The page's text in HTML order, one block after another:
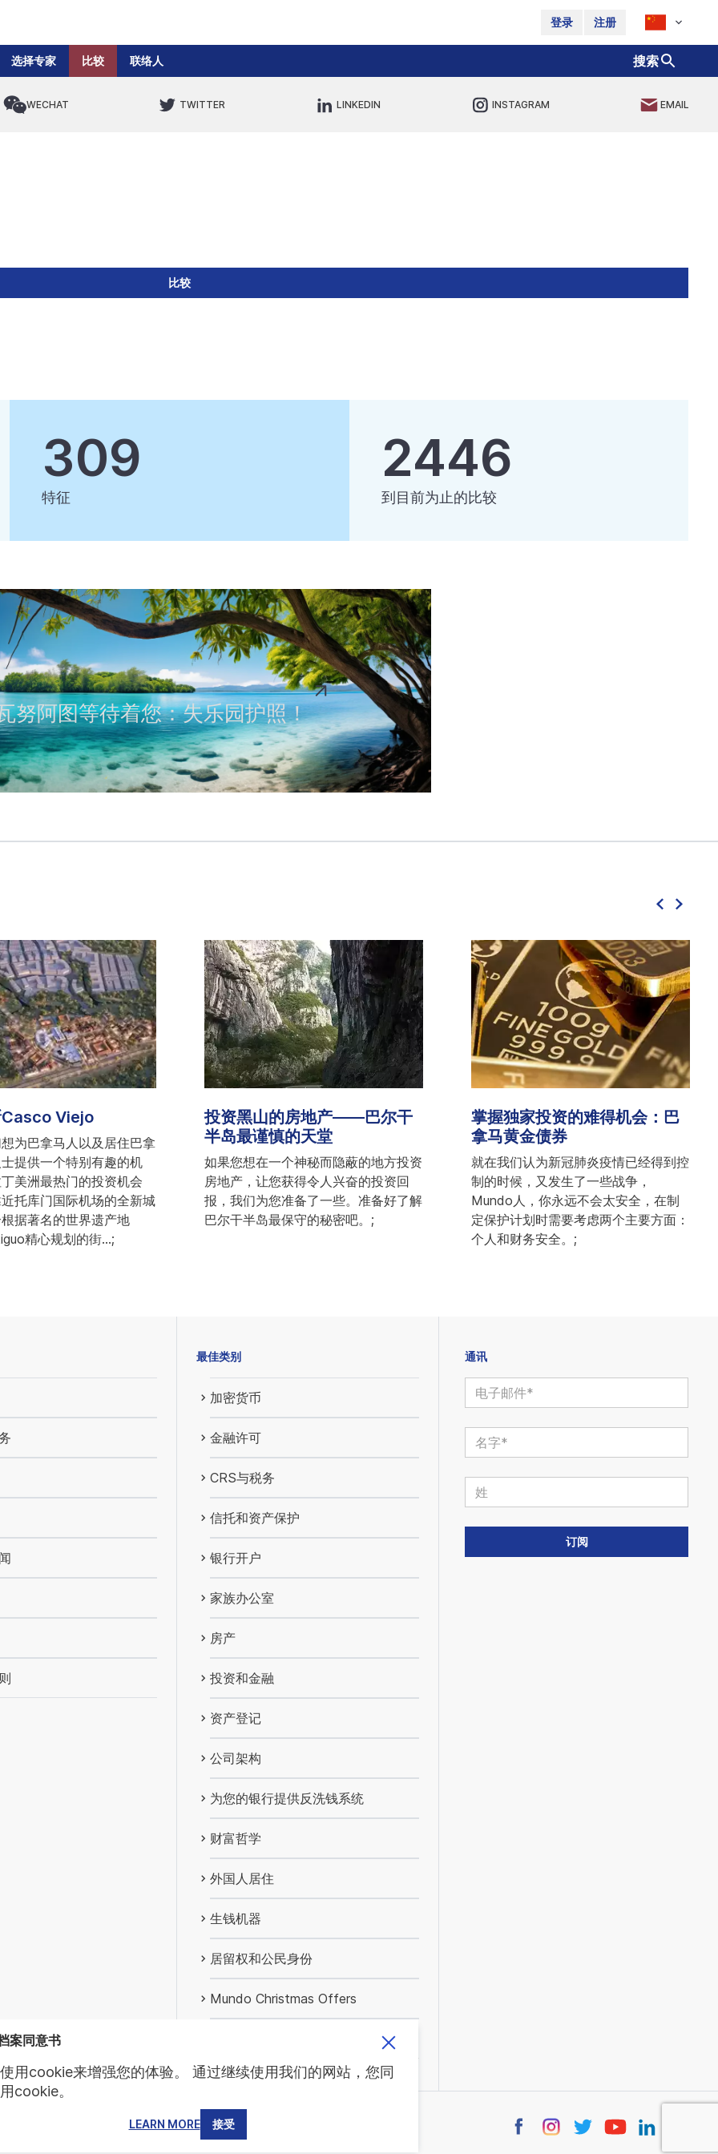
登录 注册
选择专家 比较 联络人 搜索
WECHAT TWITTER LINKEDIN INSTAGRAM EMAIL
309
特征
2446
到目前为止的比较
努阿图等待着您：失乐园护照！
Viejo
为巴拿马人以及居住巴拿
提供一个特别有趣的机
美洲最热门的投资机会
托库门国际机场的全新城
据著名的世界遗产地
精心规划的街...;
投资黑山的房地产——巴尔干
半岛最谨慎的天堂
如果您想在一个神秘而隐蔽的地方投资
房地产，让您获得令人兴奋的投资回
报，我们为您准备了一些。准备好了解
巴尔干半岛最保守的秘密吧。;
掌握独家投资的难得机会：巴
拿马黄金债券
就在我们认为新冠肺炎疫情已经得到控
制的时候，又发生了一些战争，
Mundo人，你永远不会太安全，在制
定保护计划时需要考虑两个主要方面：
个人和财务安全。;
最佳类别
加密货币
金融许可
CRS与税务
信托和资产保护
银行开户
家族办公室
房产
投资和金融
资产登记
公司架构
为您的银行提供反洗钱系统
财富哲学
外国人居住
生钱机器
居留权和公民身份
Mundo Christmas Offers
通讯
案同意书
用cookie来增强您的体验。 通过继续使用我们的网站，您同
cookie。
LEARN MORE 接受